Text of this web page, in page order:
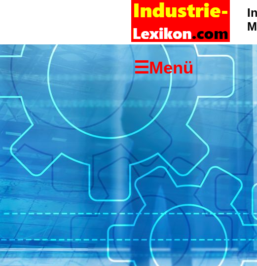
Links
Copyright-
Hinweis
Impressum
Suchen
☰Menü